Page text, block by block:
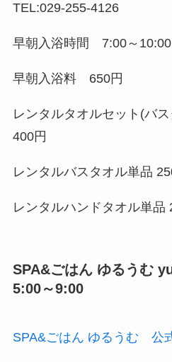
TEL:029-255-4126
早朝入浴時間 7:00～10:00
早朝入浴料 650円
レンタルタオルセット(バ
400円
レンタルバスタオル単品
レンタルハンドタオル単品
SPA&ごはん ゆるうむ
5:00～9:00
SPA&ごはん ゆるうむ 公